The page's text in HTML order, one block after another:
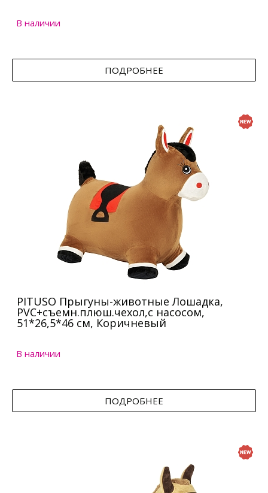
В наличии
ПОДРОБНЕЕ
PITUSO Прыгуны-животные Лошадка,
PVC+съемн.плюш.чехол,с насосом,
51*26,5*46 см, Коричневый
В наличии
ПОДРОБНЕЕ